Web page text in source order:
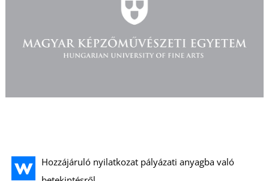
Hozzájáruló nyilatkozat pályázati anyagba való